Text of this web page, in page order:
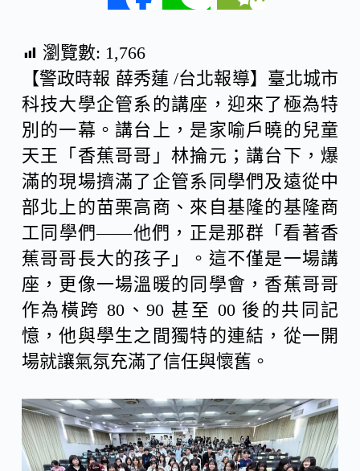
c
b
o
o
n
e
C
h
a
瀏覽數: 1,766
【警政時報 薛秀蓮 /台北報導】臺北城市
科技大學企管系的講座，迎來了極為特
別的一幕。講台上，是家喻戶曉的兒童
天王「香蕉哥哥」林掄元；講台下，爆
滿的現場擠滿了企管系同學們及遠從中
部北上的苗栗高商、來自基隆的基隆商
工同學們——他們，正是那群「看著香
蕉哥哥長大的孩子」。這不僅是一場講
座，更像一場溫暖的同學會，香蕉哥哥
作為橫跨 80、90 甚至 00 後的共同記
憶，他與學生之間獨特的連結，從一開
場就讓氣氛充滿了信任與懷舊。